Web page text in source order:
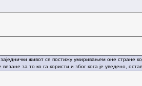
живот се постижу умиривањем оне стране
за то ко га користи и због кога је уведено,